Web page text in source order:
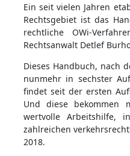
Ein seit vielen Jahren
Rechtsgebiet ist das
rechtliche OWi-
Rechtsanwalt Detlef
Dieses Handbuch, nach
nunmehr in sechster
findet seit der ersten
Und diese bekommen
wertvolle Arbeitshilfe,
zahlreichen
2018.